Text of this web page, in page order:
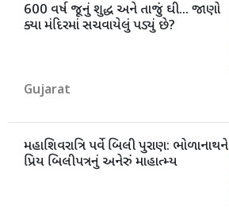
600 વર્ષ જૂનું શુદ્ધ અને તાજું ઘી... જાણો
ક્યા મંદિરમાં સચવાયેલું પડ્યું છે?
Gujarat
મહાશિવરાત્રિ પર્વે બિલી પુરાણ: ભોળાનાથને
પ્રિય બિલીપત્રનું અનેરું માહાત્મ્ય